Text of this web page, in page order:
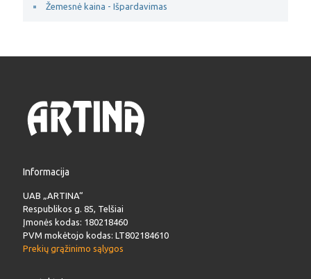
Žemesnė kaina - Išpardavimas
Informacija
UAB „ARTINA“
Respublikos g. 85, Telšiai
Įmonės kodas: 180218460
PVM mokėtojo kodas: LT802184610
Prekių grąžinimo sąlygos